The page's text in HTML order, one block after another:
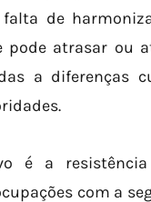
de
pode atrasar ou
a
é a
com a